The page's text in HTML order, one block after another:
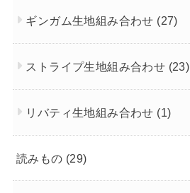
ギンガム生地組み合わせ (27)
ストライプ生地組み合わせ (23)
リバティ生地組み合わせ (1)
読みもの (29)